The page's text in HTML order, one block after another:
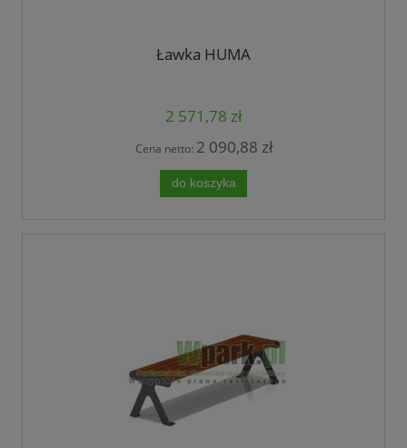
Ławka HUMA
2 571,78 zł
Cena netto: 2 090,88 zł
do koszyka